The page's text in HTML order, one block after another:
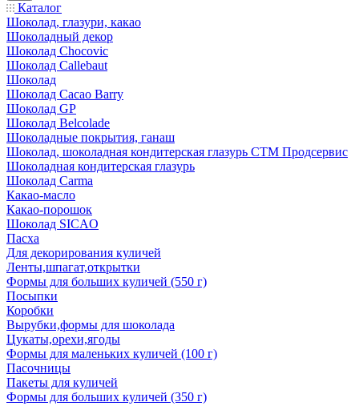
Каталог
Шоколад, глазури, какао
Шоколадный декор
Шоколад Chocovic
Шоколад Callebaut
Шоколад
Шоколад Cacao Barry
Шоколад GP
Шоколад Belcolade
Шоколадные покрытия, ганаш
Шоколад, шоколадная кондитерская глазурь СТМ Продсервис
Шоколадная кондитерская глазурь
Шоколад Carma
Какао-масло
Какао-порошок
Шоколад SICAO
Пасха
Для декорирования куличей
Ленты,шпагат,открытки
Формы для больших куличей (550 г)
Посыпки
Коробки
Вырубки,формы для шоколада
Цукаты,орехи,ягоды
Формы для маленьких куличей (100 г)
Пасочницы
Пакеты для куличей
Формы для больших куличей (350 г)